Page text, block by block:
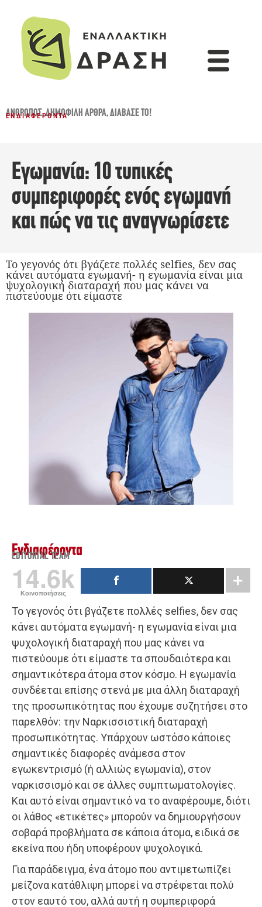
ΆΝΘΡΩΠΟΣ,ΔΗΜΟΦΙΛΉ ΆΡΘΡΑ,ΔΙΆΒΑΣΈ ΤΟ!
ΕΝΔΙΑΦΈΡΟΝΤΑ
Εγωμανία: 10 τυπικές
συμπεριφορές ενός εγωμανή
και πώς να τις αναγνωρίσετε
Το γεγονός ότι βγάζετε πολλές selfies, δεν σας
κάνει αυτόματα εγωμανή- η εγωμανία είναι μια
ψυχολογική διαταραχή που μας κάνει να
πιστεύουμε ότι είμαστε
Ενδιαφέροντα
EDITORIAL TEAM
14.6k
Κοινοποιήσεις
Το γεγονός ότι βγάζετε πολλές selfies, δεν σας
κάνει αυτόματα εγωμανή- η εγωμανία είναι μια
ψυχολογική διαταραχή που μας κάνει να
πιστεύουμε ότι είμαστε τα σπουδαιότερα και
σημαντικότερα άτομα στον κόσμο. Η εγωμανία
συνδέεται επίσης στενά με μια άλλη διαταραχή
της προσωπικότητας που έχουμε συζητήσει στο
παρελθόν: την Ναρκισσιστική διαταραχή
προσωπικότητας. Υπάρχουν ωστόσο κάποιες
σημαντικές διαφορές ανάμεσα στον
εγωκεντρισμό (ή αλλιώς εγωμανία), στον
ναρκισσισμό και σε άλλες συμπτωματολογίες.
Και αυτό είναι σημαντικό να το αναφέρουμε, διότι
οι λάθος «ετικέτες» μπορούν να δημιουργήσουν
σοβαρά προβλήματα σε κάποια άτομα, ειδικά σε
εκείνα που ήδη υποφέρουν ψυχολογικά.
Για παράδειγμα, ένα άτομο που αντιμετωπίζει
μείζονα κατάθλιψη μπορεί να στρέφεται πολύ
στον εαυτό του, αλλά αυτή η συμπεριφορά